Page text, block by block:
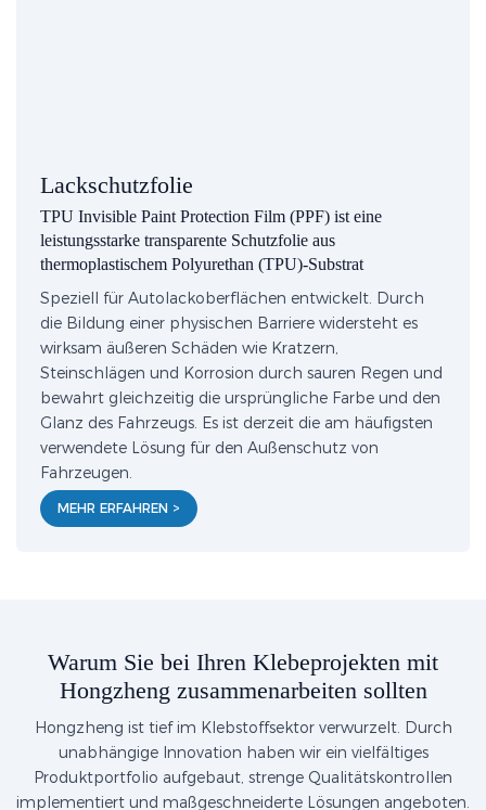
Lackschutzfolie
TPU Invisible Paint Protection Film (PPF) ist eine
leistungsstarke transparente Schutzfolie aus
thermoplastischem Polyurethan (TPU)-Substrat
Speziell für Autolackoberflächen entwickelt. Durch
die Bildung einer physischen Barriere widersteht es
wirksam äußeren Schäden wie Kratzern,
Steinschlägen und Korrosion durch sauren Regen und
bewahrt gleichzeitig die ursprüngliche Farbe und den
Glanz des Fahrzeugs. Es ist derzeit die am häufigsten
verwendete Lösung für den Außenschutz von
Fahrzeugen.
MEHR ERFAHREN >
Warum Sie bei Ihren Klebeprojekten mit
Hongzheng zusammenarbeiten sollten
Hongzheng ist tief im Klebstoffsektor verwurzelt. Durch
unabhängige Innovation haben wir ein vielfältiges
Produktportfolio aufgebaut, strenge Qualitätskontrollen
implementiert und maßgeschneiderte Lösungen angeboten.